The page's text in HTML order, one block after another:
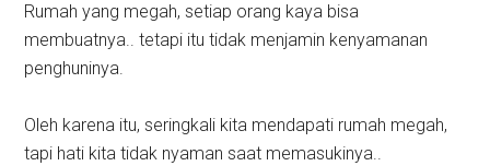
Rumah yang megah, setiap orang kaya bisa
membuatnya.. tetapi itu tidak menjamin kenyamanan
penghuninya.
Oleh karena itu, seringkali kita mendapati rumah megah,
tapi hati kita tidak nyaman saat memasukinya..